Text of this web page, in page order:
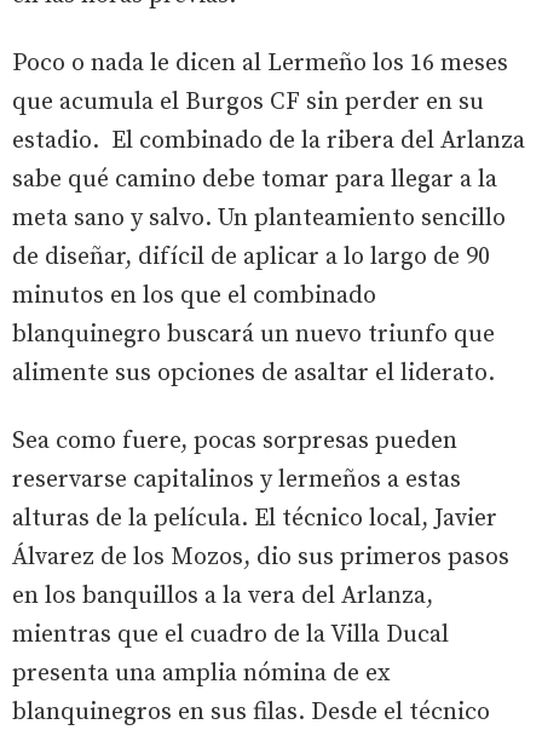
Poco o nada le dicen al Lermeño los 16 meses
que acumula el Burgos CF sin perder en su
estadio. El combinado de la ribera del Arlanza
sabe qué camino debe tomar para llegar a la
meta sano y salvo. Un planteamiento sencillo
de diseñar, difícil de aplicar a lo largo de 90
minutos en los que el combinado
blanquinegro buscará un nuevo triunfo que
alimente sus opciones de asaltar el liderato.
Sea como fuere, pocas sorpresas pueden
reservarse capitalinos y lermeños a estas
alturas de la película. El técnico local, Javier
Álvarez de los Mozos, dio sus primeros pasos
en los banquillos a la vera del Arlanza,
mientras que el cuadro de la Villa Ducal
presenta una amplia nómina de ex
blanquinegros en sus filas. Desde el técnico